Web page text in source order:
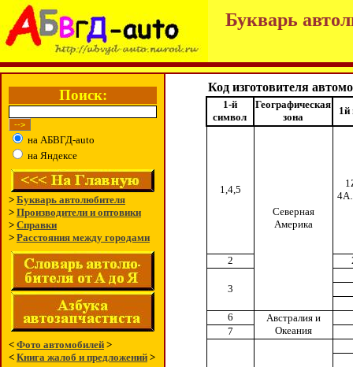
Букварь
Поиск:
на АБВГД-auto
на Яндексе
> Букварь автолюбителя
> Производители и оптовики
> Справки
> Расстояния между городами
< Фото автомобилей >
< Книга жалоб и предложений >
Код изготовителя
1-й
символ
Географическая
зона
1й
1,4,5
Северная
Америка
2
3
6
Австралия и
Океания
7